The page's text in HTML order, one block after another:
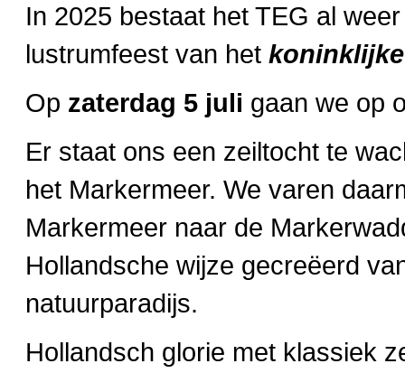
In 2025 bestaat het TEG al
lustrumfeest van het
Op zaterdag 5 juli gaan we op
Er staat ons een zeiltocht te
het Markermeer. We varen
Markermeer naar de
Hollandsche wijze gecreëerd
natuurparadijs.
Hollandsch glorie met klassiek